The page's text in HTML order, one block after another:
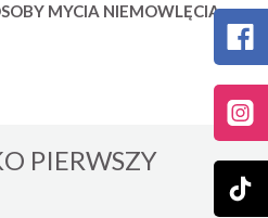
MYCIA NIEMOWLĘCIA
PIERWSZY